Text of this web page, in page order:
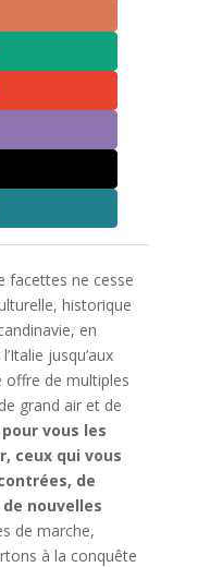
facettes ne cesse
historique
en
jusqu’aux
offre de multiples
grand air et de
vous les
ceux qui vous
de
nouvelles
de marche,
à la conquête